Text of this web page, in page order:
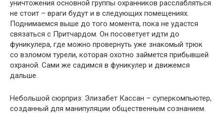
уничтожения основной группы охранников расслабляться
не стоит – враги будут и в следующих помещениях.
Поднимаемся выше до того момента, пока не удастся
связаться с Притчардом. Он посоветует идти до
фуникулера, где можно провернуть уже знакомый трюк
со взломом турели, которая охотно займется прибывшей
охраной. Сами же садимся в фуникулер и движемся
дальше.
Небольшой сюрприз: Элизабет Кассан – суперкомпьютер,
созданный для манипуляции общественным сознанием.